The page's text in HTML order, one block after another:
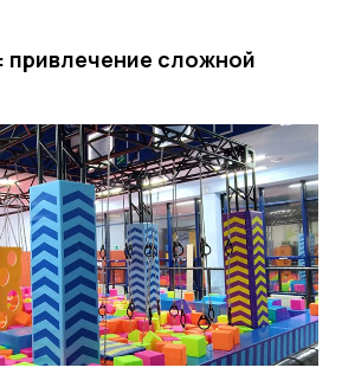
привлечение сложной